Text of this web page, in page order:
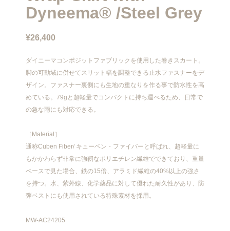
Dyneema® /Steel Grey
¥26,400
ダイニーマコンポジットファブリックを使用した巻きスカート。
脚の可動域に併せてスリット幅を調整できる止水ファスナーをデ
ザイン。ファスナー裏側にも生地の重なりを作る事で防水性を高
めている。79gと超軽量でコンパクトに持ち運べるため、日常で
の急な雨にも対応できる。
［Material］
通称Cuben Fiber/ キューベン・ファイバーと呼ばれ、超軽量に
もかかわらず非常に強靭なポリエチレン繊維でできており、重量
ベースで見た場合、鉄の15倍、アラミド繊維の40%以上の強さ
を持つ。水、紫外線、化学薬品に対して優れた耐久性があり、防
弾ベストにも使用されている特殊素材を採用。
MW-AC24205